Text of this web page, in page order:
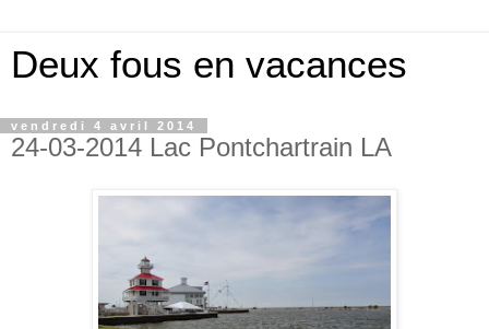
Deux fous en vacances
vendredi 4 avril 2014
24-03-2014 Lac Pontchartrain LA